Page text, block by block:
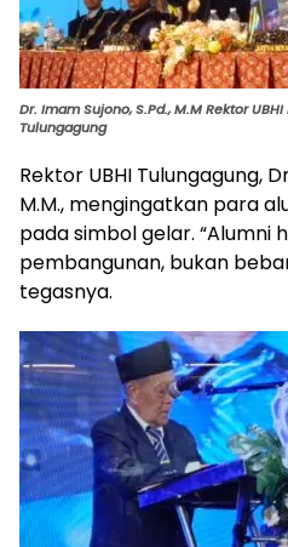
Dr. Imam Sujono, S.Pd., M.M Rektor UBHI
Tulungagung
Rektor UBHI Tulungagung,
M.M., mengingatkan para
pada simbol gelar. “Alumni
pembangunan, bukan
tegasnya.